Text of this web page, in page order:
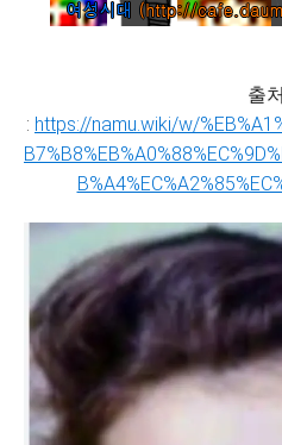
출처
: https://namu.wiki/w/